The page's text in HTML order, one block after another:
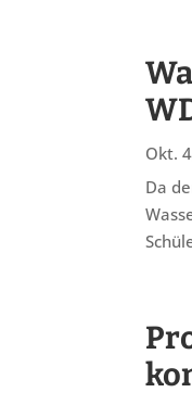
Okt.
Da